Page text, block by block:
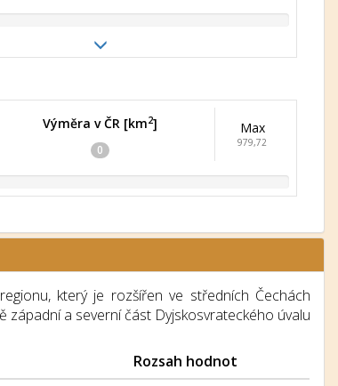
Výměra v ČR [km2]
0
Max
979,72
který je rozšířen ve středních Čechách
a severní část Dyjskosvrateckého úvalu
Rozsah hodnot